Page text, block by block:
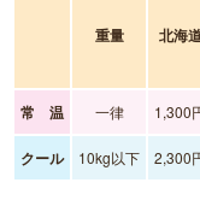
重量 北海
常 温 一律 1,300
クール 10kg以下 2,300